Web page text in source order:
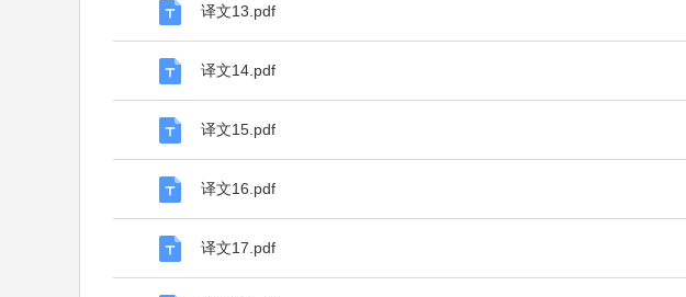
译文13.pdf
译文14.pdf
译文15.pdf
译文16.pdf
译文17.pdf